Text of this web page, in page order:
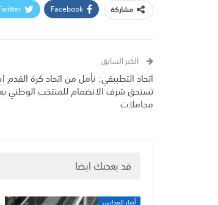
مشاركة Facebook
الخبر السابق
اتحاد التطبيقي: نأمل من اتحاد كرة القدم
تستحق شرف الانضمام للمنتخب الوطني
مجاملات
قد يعجبك ايضا